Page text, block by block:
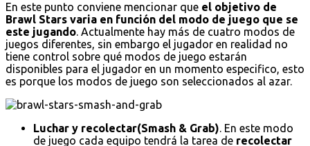
En este punto conviene mencionar que el objetivo de
Brawl Stars varia en función del modo de juego que se
este jugando. Actualmente hay más de cuatro modos de
juegos diferentes, sin embargo el jugador en realidad no
tiene control sobre qué modos de juego estarán
disponibles para el jugador en un momento especifico, esto
es porque los modos de juego son seleccionados al azar.
Luchar y recolectar(Smash & Grab). En este modo
de juego cada equipo tendrá la tarea de recolectar